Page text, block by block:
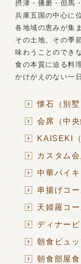
摂津・播磨・但馬
兵庫五国の中心に
各地域の恵みが集
その土地、その季
味わうことのでき
食の本質に迫る料
かけがえのない一
懐石（別墅
会席（中央
KAISEKI
カスタム会
中華バイ
串揚げコー
天婦羅コー
ディナー
朝食ビュッ
朝食部屋食